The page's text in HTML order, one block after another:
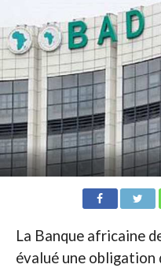
La Banque africaine
évalué une obligation